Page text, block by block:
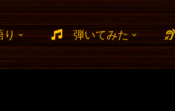
り 弾いてみた